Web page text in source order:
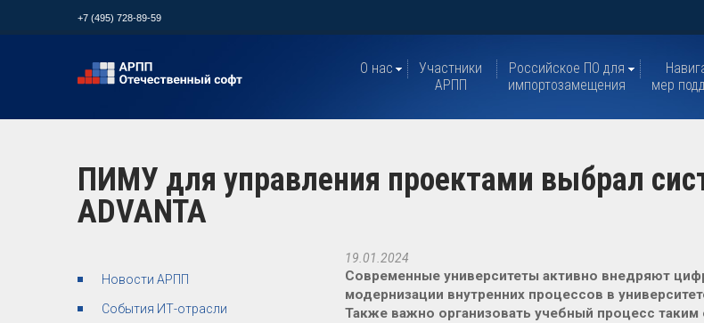
+7 (495) 728-89-59
О нас
Участники
АРПП
Российское ПО для
импортозамещения
мер
ПИМУ для управления проектами выбрал
ADVANTA
Новости АРПП
События ИТ-отрасли
19.01.2024
Современные университеты активно внедряют
модернизации внутренних процессов в
Также важно организовать учебный процесс